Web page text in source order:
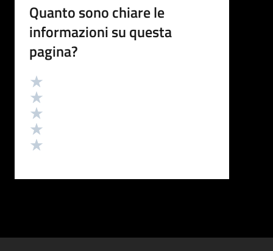
Quanto sono chiare le
informazioni su questa
pagina?
Valutazione